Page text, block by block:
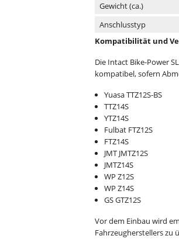
Gewicht (ca.)
Anschlusstyp
Kompatibilität und
Die Intact Bike-Power
kompatibel, sofern
Yuasa TTZ12S-BS
TTZ14S
YTZ14S
Fulbat FTZ12S
FTZ14S
JMT JMTZ12S
JMTZ14S
WP Z12S
WP Z14S
GS GTZ12S
Vor dem Einbau wird
Fahrzeugherstellers zu